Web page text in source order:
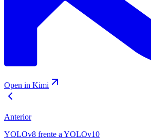
Open in Kimi
Anterior
YOLOv8 frente a YOLOv10